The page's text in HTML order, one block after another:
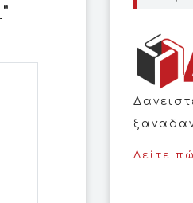
Δείτε